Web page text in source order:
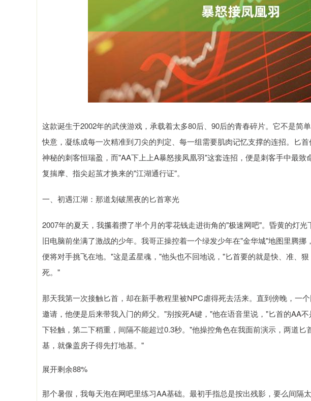
这款诞生于2002年的武侠游戏，承载着太多80后、90后的青春碎片。它不是简
快意，凝练成每一次精准到刀尖的判定、每一组需要肌肉记忆支撑的连招。匕
神秘的刺客恒瑞盈，而"AA下上上A暴怒接凤凰羽"这套连招，便是刺客手中最致
复揣摩、指尖起茧才换来的"江湖通行证"。
一、初遇江湖：那道划破黑夜的匕首寒光
2007年的夏天，我攥着攒了半个月的零花钱走进街角的"极速网吧"。昏黄的灯
旧电脑前坐满了激战的少年。我哥正操控着一个绿发少年在"金华城"地图里腾
便将对手挑飞在地。"这是孟星魂，"他头也不回地说，"匕首要的就是快、准、
死。"
那天我第一次接触匕首，却在新手教程里被NPC虐得死去活来。直到傍晚，一
邀请，他便是后来带我入门的师父。"别按死A键，"他在语音里说，"匕首的AA
下轻触，第二下稍重，间隔不能超过0.3秒。"他操控角色在我面前演示，两道匕
基，就像盖房子得先打地基。"
展开剩余88%
那个暑假，我每天泡在网吧里练习AA基础。最初手指总是按出残影，要么间隔
沪深300 4694.44 43.13 0.93% 北证